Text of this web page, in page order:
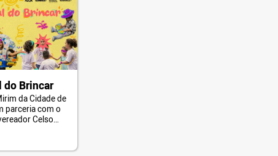
do Brincar
da Cidade de
parceria com o
Celso
Paulo.